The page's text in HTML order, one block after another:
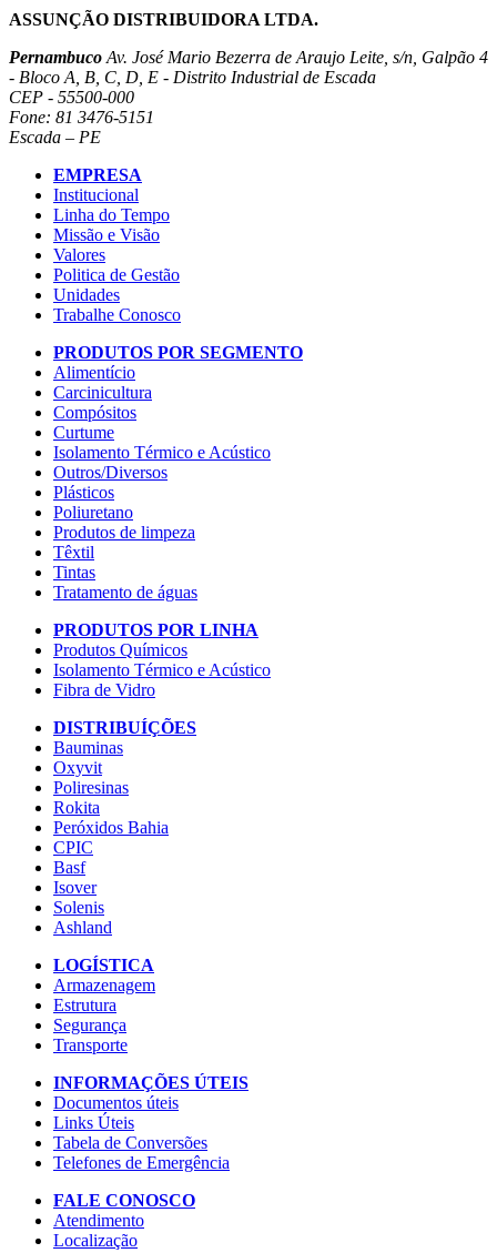
ASSUNÇÃO DISTRIBUIDORA LTDA.
Pernambuco Av. José Mario Bezerra de Araujo Leite, s/n, Galpão 4
- Bloco A, B, C, D, E - Distrito Industrial de Escada
CEP - 55500-000
Fone: 81 3476-5151
Escada – PE
EMPRESA
Institucional
Linha do Tempo
Missão e Visão
Valores
Politica de Gestão
Unidades
Trabalhe Conosco
PRODUTOS POR SEGMENTO
Alimentício
Carcinicultura
Compósitos
Curtume
Isolamento Térmico e Acústico
Outros/Diversos
Plásticos
Poliuretano
Produtos de limpeza
Têxtil
Tintas
Tratamento de águas
PRODUTOS POR LINHA
Produtos Químicos
Isolamento Térmico e Acústico
Fibra de Vidro
DISTRIBUÍÇÕES
Bauminas
Oxyvit
Poliresinas
Rokita
Peróxidos Bahia
CPIC
Basf
Isover
Solenis
Ashland
LOGÍSTICA
Armazenagem
Estrutura
Segurança
Transporte
INFORMAÇÕES ÚTEIS
Documentos úteis
Links Úteis
Tabela de Conversões
Telefones de Emergência
FALE CONOSCO
Atendimento
Localização